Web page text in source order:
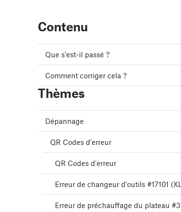
Contenu
Que s'est-il passé ?
Comment corriger cela ?
Thèmes
Dépannage
QR Codes d'erreur
QR Codes d'erreur
Erreur de changeur d'outils #17101
Erreur de préchauffage du plateau